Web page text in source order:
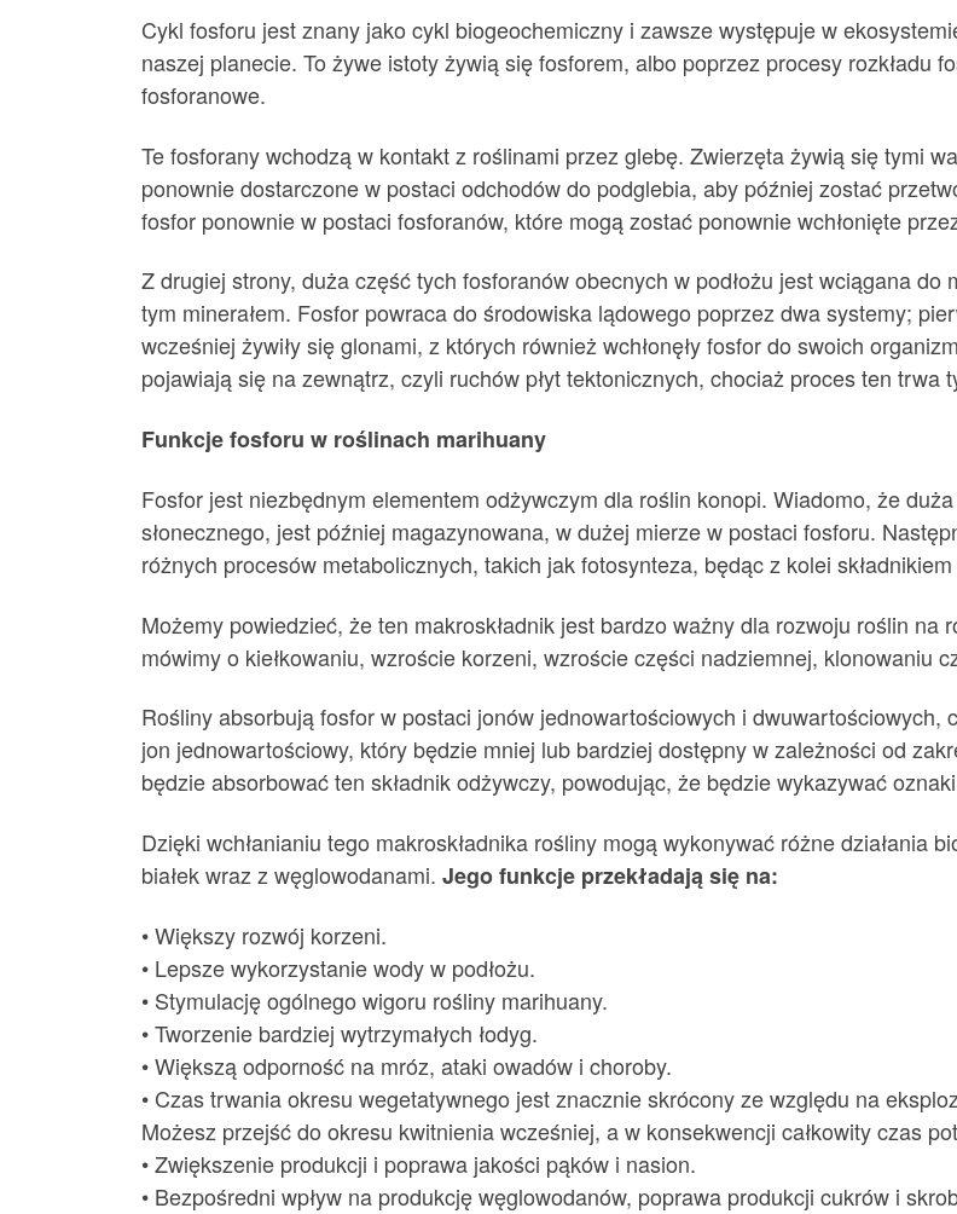
Cykl fosforu jest znany jako cykl biogeochemiczny i zawsze występuje w
naszej planecie. To żywe istoty żywią się fosforem, albo poprzez procesy rozkładu
fosforanowe.
Te fosforany wchodzą w kontakt z roślinami przez glebę. Zwierzęta żywią się tymi
ponownie dostarczone w postaci odchodów do podglebia, aby później zostać
fosfor ponownie w postaci fosforanów, które mogą zostać ponownie wchłonięte
Z drugiej strony, duża część tych fosforanów obecnych w podłożu jest wciągana
tym minerałem. Fosfor powraca do środowiska lądowego poprzez dwa systemy;
wcześniej żywiły się glonami, z których również wchłonęły fosfor do swoich
pojawiają się na zewnątrz, czyli ruchów płyt tektonicznych, chociaż proces ten trwa
Funkcje fosforu w roślinach marihuany
Fosfor jest niezbędnym elementem odżywczym dla roślin konopi. Wiadomo, że
słonecznego, jest później magazynowana, w dużej mierze w postaci fosforu.
różnych procesów metabolicznych, takich jak fotosynteza, będąc z kolei
Możemy powiedzieć, że ten makroskładnik jest bardzo ważny dla rozwoju roślin
mówimy o kiełkowaniu, wzroście korzeni, wzroście części nadziemnej, klonowaniu
Rośliny absorbują fosfor w postaci jonów jednowartościowych i
jon jednowartościowy, który będzie mniej lub bardziej dostępny w zależności od
będzie absorbować ten składnik odżywczy, powodując, że będzie wykazywać
Dzięki wchłanianiu tego makroskładnika rośliny mogą wykonywać różne działania
białek wraz z węglowodanami. Jego funkcje przekładają się na:
• Większy rozwój korzeni.
• Lepsze wykorzystanie wody w podłożu.
• Stymulację ogólnego wigoru rośliny marihuany.
• Tworzenie bardziej wytrzymałych łodyg.
• Większą odporność na mróz, ataki owadów i choroby.
• Czas trwania okresu wegetatywnego jest znacznie skrócony ze względu na
Możesz przejść do okresu kwitnienia wcześniej, a w konsekwencji całkowity czas
• Zwiększenie produkcji i poprawa jakości pąków i nasion.
• Bezpośredni wpływ na produkcję węglowodanów, poprawa produkcji cukrów i